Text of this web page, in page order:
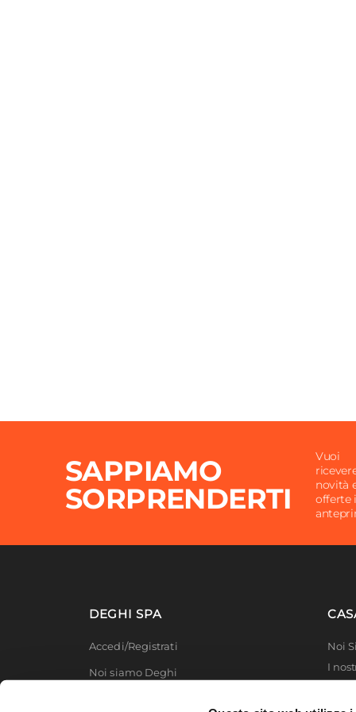
SAPPIAMO
SORPRENDERTI
Vuoi
novità
offerte
DEGHI SPA
Accedi/Registrati
Noi siamo Deghi
Noi
I
MFT